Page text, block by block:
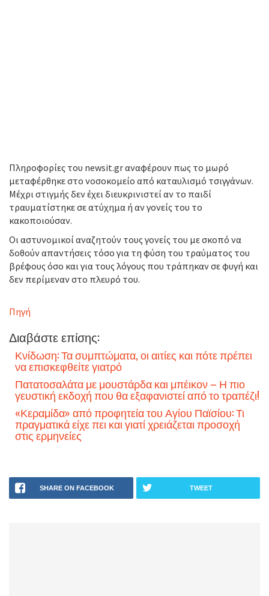
Πληροφορίες του newsit.gr αναφέρουν πως το μωρό
μεταφέρθηκε στο νοσοκομείο από καταυλισμό τσιγγάνων.
Μέχρι στιγμής δεν έχει διευκρινιστεί αν το παιδί
τραυματίστηκε σε ατύχημα ή αν γονείς του το
κακοποιούσαν.
Οι αστυνομικοί αναζητούν τους γονείς του με σκοπό να
δοθούν απαντήσεις τόσο για τη φύση του τραύματος του
βρέφους όσο και για τους λόγους που τράπηκαν σε φυγή και
δεν περίμεναν στο πλευρό του.
Πηγή
Διαβάστε επίσης:
Κνίδωση: Τα συμπτώματα, οι αιτίες και πότε πρέπει
να επισκεφθείτε γιατρό
Πατατοσαλάτα με μουστάρδα και μπέικον – Η πιο
γευστική εκδοχή που θα εξαφανιστεί από το τραπέζι!
«Κεραμίδα» από προφητεία του Αγίου Παϊσίου: Τι
πραγματικά είχε πει και γιατί χρειάζεται προσοχή
στις ερμηνείες
SHARE ON FACEBOOK TWEET